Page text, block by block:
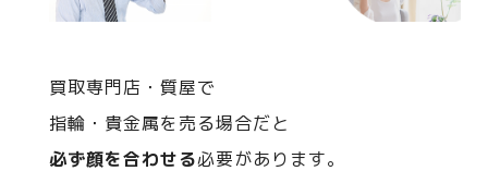
買取専門店・質屋で
指輪・貴金属を売る場合だと
必ず顔を合わせる必要があります。